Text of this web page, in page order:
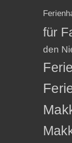
für
den